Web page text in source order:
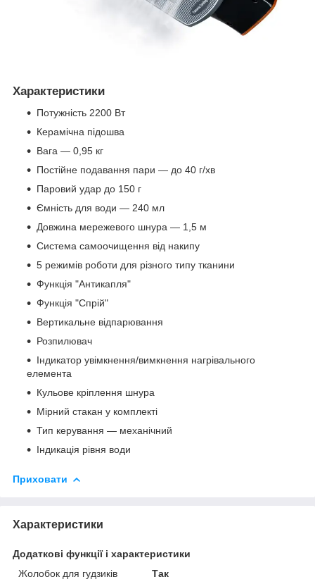
Характеристики
Потужність 2200 Вт
Керамічна підошва
Вага — 0,95 кг
Постійне подавання пари — до 40 г/хв
Паровий удар до 150 г
Ємність для води — 240 мл
Довжина мережевого шнура — 1,5 м
Система самоочищення від накипу
5 режимів роботи для різного типу тканини
Функція "Антикапля"
Функція "Спрій"
Вертикальне відпарювання
Розпилювач
Індикатор увімкнення/вимкнення нагрівального
елемента
Кульове кріплення шнура
Мірний стакан у комплекті
Тип керування — механічний
Індикація рівня води
Приховати
Характеристики
Додаткові функції і характеристики
Жолобок для гудзиків
Так